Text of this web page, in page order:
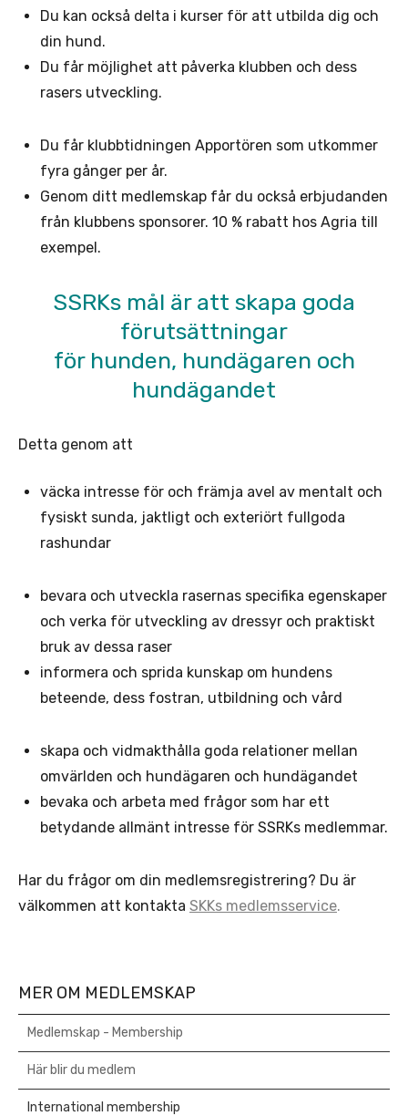
Du kan också delta i kurser för att utbilda dig och
din hund.
Du får möjlighet att påverka klubben och dess
rasers utveckling.
Du får klubbtidningen Apportören som utkommer
fyra gånger per år.
Genom ditt medlemskap får du också erbjudanden
från klubbens sponsorer. 10 % rabatt hos Agria till
exempel.
SSRKs mål är att skapa goda
förutsättningar
för hunden, hundägaren och
hundägandet
Detta genom att
väcka intresse för och främja avel av mentalt och
fysiskt sunda, jaktligt och exteriört fullgoda
rashundar
bevara och utveckla rasernas specifika egenskaper
och verka för utveckling av dressyr och praktiskt
bruk av dessa raser
informera och sprida kunskap om hundens
beteende, dess fostran, utbildning och vård
skapa och vidmakthålla goda relationer mellan
omvärlden och hundägaren och hundägandet
bevaka och arbeta med frågor som har ett
betydande allmänt intresse för SSRKs medlemmar.
Har du frågor om din medlemsregistrering? Du är
välkommen att kontakta SKKs medlemsservice.
MER OM MEDLEMSKAP
Medlemskap - Membership
Här blir du medlem
International membership